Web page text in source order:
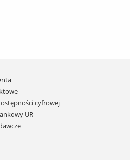
cyfrowej
UR